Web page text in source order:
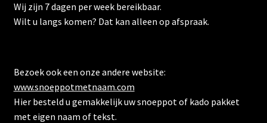
Wij zijn 7 dagen per week bereikbaar.
Wilt u langs komen? Dat kan alleen op afspraak.
Bezoek ook een onze andere website:
www.snoeppotmetnaam.com
Hier besteld u gemakkelijk uw snoeppot of kado pakket
met eigen naam of tekst.